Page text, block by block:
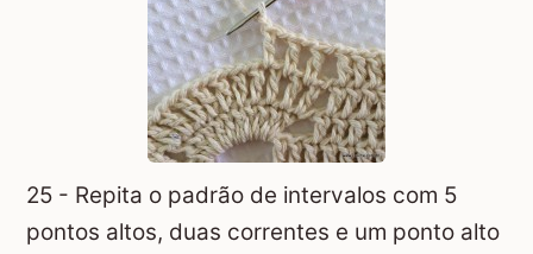
25 - Repita o padrão de intervalos com 5
pontos altos, duas correntes e um ponto alto